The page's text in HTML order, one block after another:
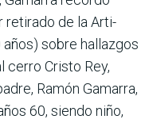
retirado de la Arti­
sobre hallazgos
cerro Cristo Rey,
Ramón Gamarra,
60, siendo niño,